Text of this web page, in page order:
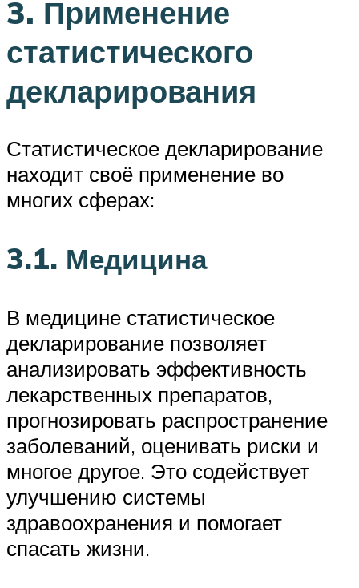
3. Применение
статистического
декларирования
Статистическое декларирование
находит своё применение во
многих сферах:
3.1. Медицина
В медицине статистическое
декларирование позволяет
анализировать эффективность
лекарственных препаратов,
прогнозировать распространение
заболеваний, оценивать риски и
многое другое. Это содействует
улучшению системы
здравоохранения и помогает
спасать жизни.